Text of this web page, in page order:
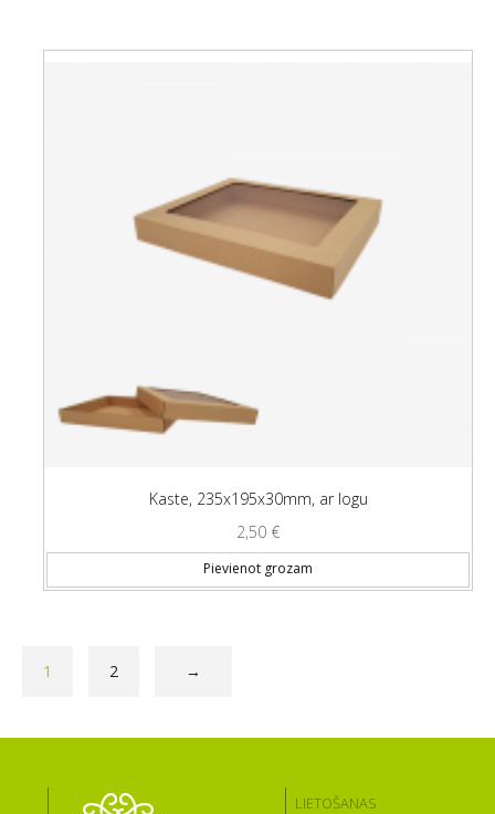
Kaste, 235x195x30mm, ar logu
2,50 €
Pievienot grozam
1 2 →
LIETOŠANAS